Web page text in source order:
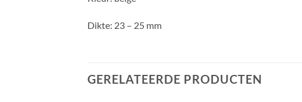
Dikte: 23 – 25 mm
GERELATEERDE PRODUCTEN